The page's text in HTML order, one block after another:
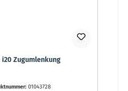
i20 Zugumlenkung
01043728